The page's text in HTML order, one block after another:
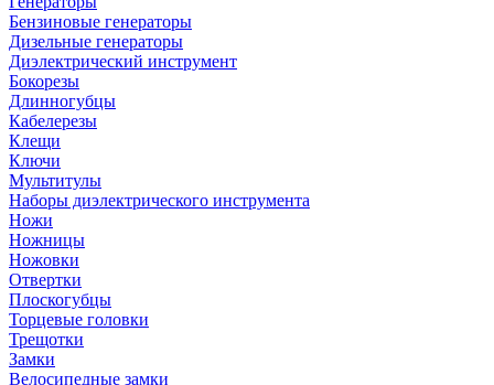
Бензиновые генераторы
Дизельные генераторы
Диэлектрический инструмент
Бокорезы
Длинногубцы
Кабелерезы
Клещи
Ключи
Мультитулы
Наборы диэлектрического инструмента
Ножи
Ножницы
Ножовки
Отвертки
Плоскогубцы
Торцевые головки
Трещотки
Замки
Велосипедные замки